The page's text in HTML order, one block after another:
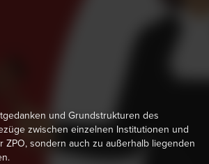
und Grundstrukturen des
zwischen einzelnen Institutionen und
sondern auch zu außerhalb liegenden